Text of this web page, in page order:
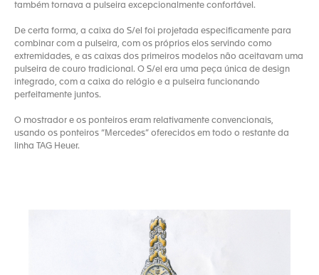
também tornava a pulseira excepcionalmente confortável.
De certa forma, a caixa do S/el foi projetada especificamente para
combinar com a pulseira, com os próprios elos servindo como
extremidades, e as caixas dos primeiros modelos não aceitavam uma
pulseira de couro tradicional. O S/el era uma peça única de design
integrado, com a caixa do relógio e a pulseira funcionando
perfeitamente juntos.
O mostrador e os ponteiros eram relativamente convencionais,
usando os ponteiros “Mercedes” oferecidos em todo o restante da
linha TAG Heuer.